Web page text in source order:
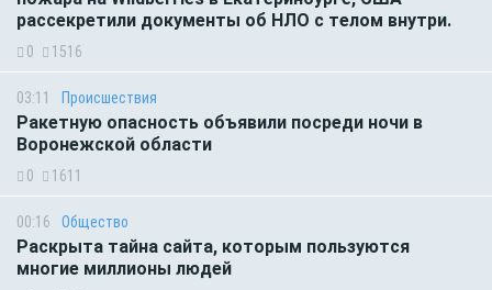
рассекретили документы об НЛО с телом внутри.
0 1516
03:11 Происшествия
Ракетную опасность объявили посреди ночи в
Воронежской области
0 1611
00:16 Общество
Раскрыта тайна сайта, которым пользуются
многие миллионы людей